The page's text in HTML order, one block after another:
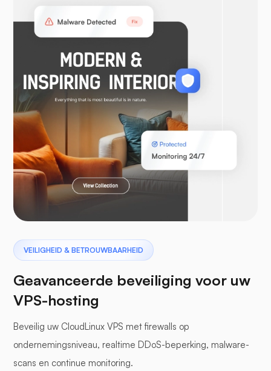
WooCommerce
Laravel
Pterodactyl
bufferpanelen
VEILIGHEID & BETROUWBAARHEID
Geavanceerde beveiliging voor uw
VPS-hosting
Beveilig uw CloudLinux VPS met firewalls op
ondernemingsniveau, realtime DDoS-beperking, malware-
scans en continue monitoring.